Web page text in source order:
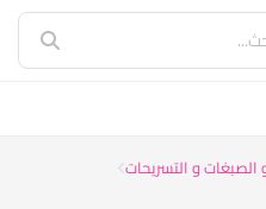
و التسريحات